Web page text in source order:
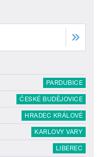
PARDUBICE
ČESKÉ BUDĚJOVICE
HRADEC KRÁLOVÉ
KARLOVY VARY
LIBEREC